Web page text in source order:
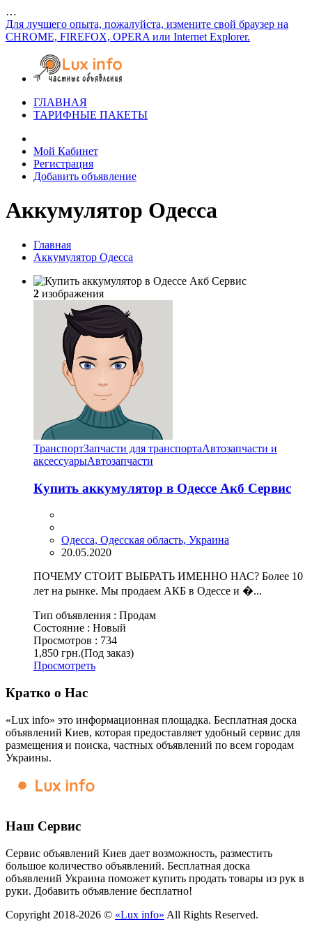
…
Для лучшего опыта, пожалуйста, измените свой браузер на
CHROME, FIREFOX, OPERA или Internet Explorer.
ГЛАВНАЯ
ТАРИФНЫЕ ПАКЕТЫ
Мой Кабинет
Регистрация
Добавить объявление
Аккумулятор Одесса
Главная
Аккумулятор Одесса
2 изображения
ТранспортЗапчасти для транспортаАвтозапчасти и
аксессуарыАвтозапчасти
Купить аккумулятор в Одессе Акб Сервис
Одесса, Одесская область, Украина
20.05.2020
ПОЧЕМУ СТОИТ ВЫБРАТЬ ИМЕННО НАС? Более 10
лет на рынке. Мы продаем АКБ в Одессе и �...
Тип объявления : Продам
Состояние : Новый
Просмотров : 734
1,850 грн.(Под заказ)
Просмотреть
Кратко о Нас
«Lux info» это информационная площадка. Бесплатная доска
объявлений Киев, которая предоставляет удобный сервис для
размещения и поиска, частных объявлений по всем городам
Украины.
Наш Сервис
Сервис объявлений Киев дает возможность, разместить
большое количество объявлений. Бесплатная доска
объявлений Украина поможет купить продать товары из рук в
руки. Добавить объявление бесплатно!
Copyright 2018-2026 © «Lux info» All Rights Reserved.